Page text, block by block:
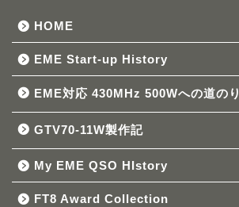
HOME
EME Start-up History
EME対応 430MHz 500Wへの道のり
GTV70-11W製作記
My EME QSO HIstory
FT8 Award Collection